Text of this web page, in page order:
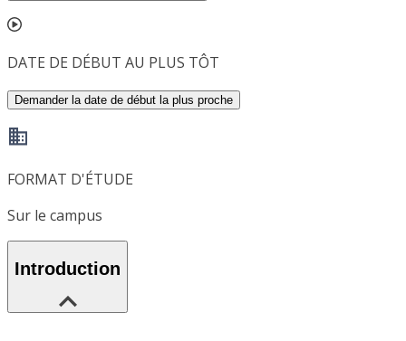
DATE DE DÉBUT AU PLUS TÔT
Demander la date de début la plus proche
FORMAT D'ÉTUDE
Sur le campus
Introduction